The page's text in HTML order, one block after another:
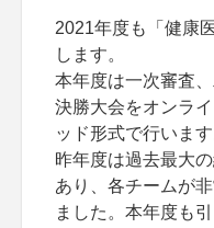
2021年度も「健康
します。
本年度は一次審査
決勝大会をオンラ
ッド形式で行います
昨年度は過去最大
あり、各チームが
ました。本年度も